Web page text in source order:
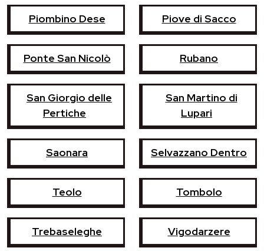
Piombino Dese Piove di Sacco
Ponte San Nicolò Rubano
San Giorgio delle
Pertiche
San Martino di
Lupari
Saonara Selvazzano Dentro
Teolo Tombolo
Trebaseleghe Vigodarzere